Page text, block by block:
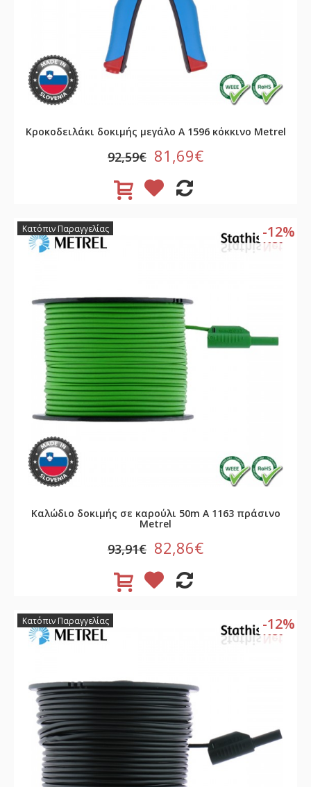
Κροκοδειλάκι δοκιμής μεγάλο A 1596 κόκκινο Metrel
92,59€ 81,69€
-12%
Κατόπιν Παραγγελίας
Καλώδιο δοκιμής σε καρούλι 50m A 1163 πράσινο
Metrel
93,91€ 82,86€
-12%
Κατόπιν Παραγγελίας